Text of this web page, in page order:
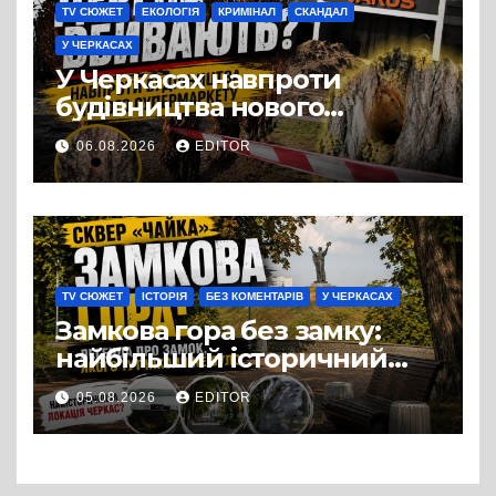
TV СЮЖЕТ ЕКОЛОГІЯ КРИМІНАЛ СКАНДАЛ
У ЧЕРКАСАХ
У Черкасах навпроти
будівництва нового
супермаркету VARUS на
проспекті Перемоги всохли
дерева. І це навряд чи
можна назвати
випадковістю
06.08.2026 EDITOR
TV СЮЖЕТ ІСТОРІЯ БЕЗ КОМЕНТАРІВ У ЧЕРКАСАХ
Замкова гора без замку:
найбільший історичний
міф Черкас
05.08.2026 EDITOR